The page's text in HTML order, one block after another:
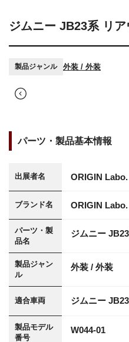
ジムニー JB23系 リ
製品ジャンル 外装 / 外装
パーツ・製品基本情報
出展者名 ORIGIN Labo.
ブランド名 ORIGIN
パーツ・製
品名
ジムニー
製品ジャン
ル
外装 / 外装
適合車両 ジムニー JB23
製品モデル
番号
W044-01